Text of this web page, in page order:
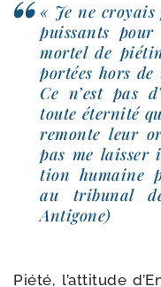
« Je ne croyais
puis­sants
mor­tel de
por­tées hors
Ce n’est pas
toute éter­ni­té
remonte leur
pas me
tion humaine
au tri­bu­nal
Antigone)
Piété, l’at­ti­tude